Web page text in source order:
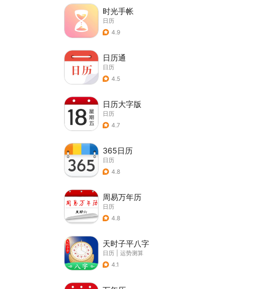
时光手帐
日历
4.9
日历通
日历
4.5
日历大字版
日历
4.7
365日历
日历
4.8
周易万年历
日历
4.8
天时子平八字
日历
运势测算
4.1